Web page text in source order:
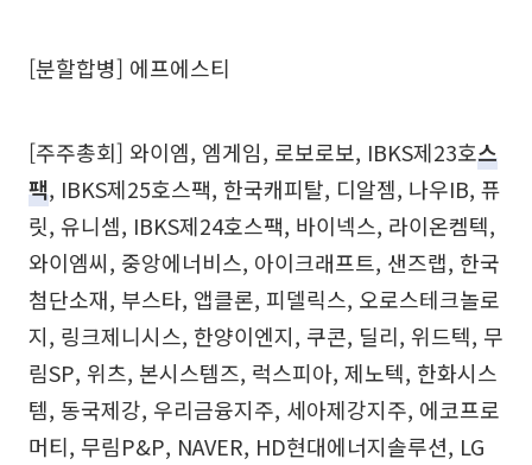
[분할합병] 에프에스티
[주주총회] 와이엠, 엠게임, 로보로보, IBKS제23호스
팩, IBKS제25호스팩, 한국캐피탈, 디알젬, 나우IB, 퓨
릿, 유니셈, IBKS제24호스팩, 바이넥스, 라이온켐텍,
와이엠씨, 중앙에너비스, 아이크래프트, 샌즈랩, 한국
첨단소재, 부스타, 앱클론, 피델릭스, 오로스테크놀로
지, 링크제니시스, 한양이엔지, 쿠콘, 딜리, 위드텍, 무
림SP, 위츠, 본시스템즈, 럭스피아, 제노텍, 한화시스
템, 동국제강, 우리금융지주, 세아제강지주, 에코프로
머티, 무림P&P, NAVER, HD현대에너지솔루션, LG